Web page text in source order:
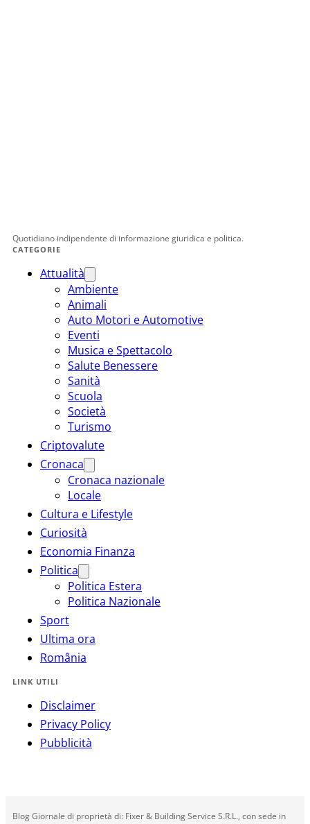
Quotidiano indipendente di informazione giuridica e politica.
CATEGORIE
Attualità
Ambiente
Animali
Auto Motori e Automotive
Eventi
Musica e Spettacolo
Salute Benessere
Sanità
Scuola
Società
Turismo
Criptovalute
Cronaca
Cronaca nazionale
Locale
Cultura e Lifestyle
Curiosità
Economia Finanza
Politica
Politica Estera
Politica Nazionale
Sport
Ultima ora
România
LINK UTILI
Disclaimer
Privacy Policy
Pubblicità
Blog Giornale di proprietà di: Fixer & Building Service S.R.L., con sede in